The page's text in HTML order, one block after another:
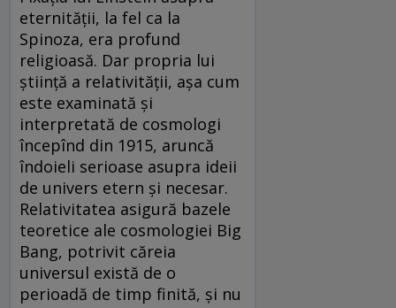
eternității, la fel ca la
Spinoza, era profund
religioasă. Dar propria lui
știință a relativității, așa cum
este examinată și
interpretată de cosmologi
începînd din 1915, aruncă
îndoieli serioase asupra ideii
de univers etern și necesar.
Relativitatea asigură bazele
teoretice ale cosmologiei Big
Bang, potrivit căreia
universul există de o
perioadă de timp finită, și nu